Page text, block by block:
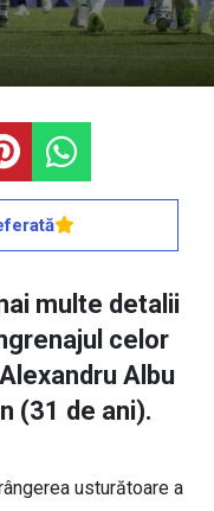
multe detalii
celor
Albu
(31 de ani).
usturătoare a